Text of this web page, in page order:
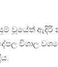
වූයේත් ඇදිරි
විශාල